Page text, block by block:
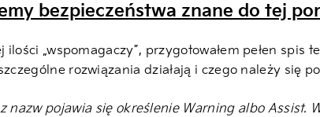
bezpieczeństwa znane do tej
„wspomagaczy”, przygotowałem pełen spis
rozwiązania działają i czego należy się
nazw pojawia się określenie Warning albo